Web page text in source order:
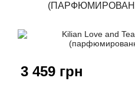
3 459 грн
42° by Beauty More
Условия